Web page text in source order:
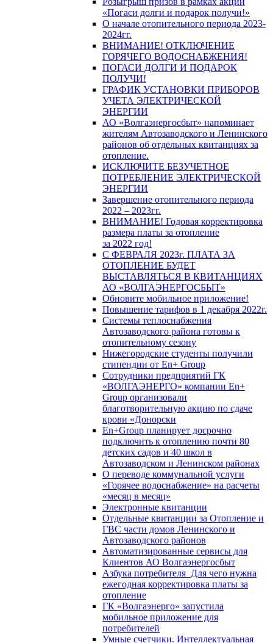
«Погаси долги и подарок получи!»
О начале отопительного периода 2023-
2024гг.
ВНИМАНИЕ! ОТКЛЮЧЕНИЕ
ГОРЯЧЕГО ВОДОСНАБЖЕНИЯ!
ПОГАСИ ДОЛГИ И ПОДАРОК
ПОЛУЧИ!
ГРАФИК УСТАНОВКИ ПРИБОРОВ
УЧЕТА ЭЛЕКТРИЧЕСКОЙ
ЭНЕРГИИ
АО «Волгаэнергосбыт» напоминает
жителям Автозаводского и Ленинского
районов об отдельных квитанциях за
отопление.
ИСКЛЮЧИТЕ БЕЗУЧЕТНОЕ
ПОТРЕБЛЕНИЕ ЭЛЕКТРИЧЕСКОЙ
ЭНЕРГИИ
Завершение отопительного периода
2022 – 2023гг.
ВНИМАНИЕ! Годовая корректировка
размера платы за отопление
за 2022 год!
С ФЕВРАЛЯ 2023г. ПЛАТА ЗА
ОТОПЛЕНИЕ БУДЕТ
ВЫСТАВЛЯТЬСЯ В КВИТАНЦИЯХ
АО «ВОЛГАЭНЕРГОСБЫТ»
Обновите мобильное приложение!
Повышение тарифов в 1 декабря 2022г.
Системы теплоснабжения
Автозаводского района готовы к
отопительному сезону
Нижегородские студенты получили
стипендии от En+ Group
Сотрудники предприятий ГК
«ВОЛГАЭНЕРГО» компании En+
Group организовали
благотворительную акцию по сдаче
крови «Донорски
En+Group планирует досрочно
подключить к отоплению почти 80
детских садов и 40 школ в
Автозаводском и Ленинском районах
О переводе коммунальной услуги
«Горячее водоснабжение» на расчеты
«месяц в месяц»
Электронные квитанции
Отдельные квитанции за Отопление и
ГВС части домов Ленинского и
Автозаводского районов
Автоматизированные сервисы для
Клиентов АО Волгаэнергосбыт
Азбука потребителя_Для чего нужна
ежегодная корректировка платы за
отопление
ГК «Волгаэнерго» запустила
мобильное приложение для
потребителей
Умные счетчики. Интеллектуальная